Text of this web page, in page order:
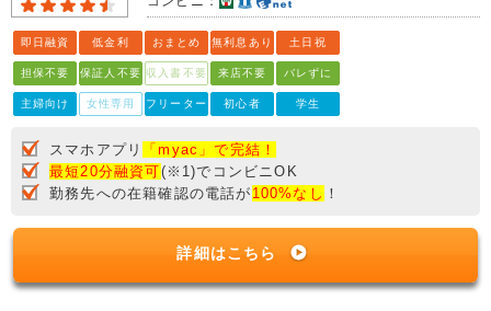
即日融資 低金利 おまとめ 無利息あり 土日祝
担保不要 保証人不要 収入書不要 来店不要 バレずに
主婦向け 女性専用 フリーター 初心者 学生
スマホアプリ
「myac」で完結！
最短20分融資可(※1)でコンビニOK
勤務先への在籍確認の電話が 100%なし ！
詳細はこちら